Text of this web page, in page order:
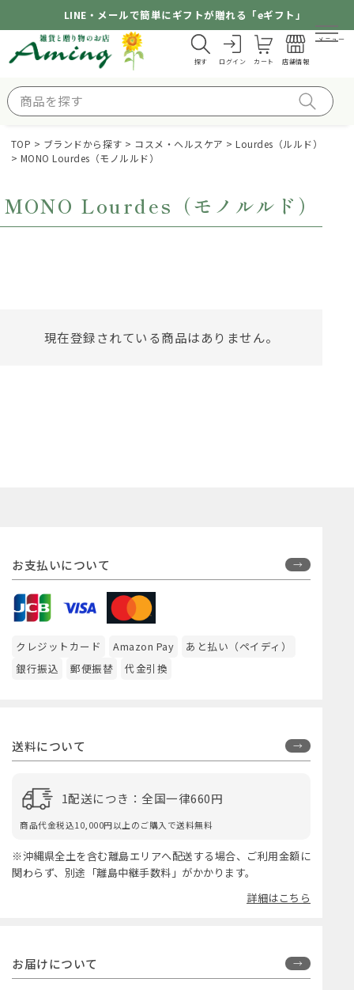
LINE・メールで簡単にギフトが贈れる「eギフト」
探す ログイン カート 店舗情報
メニュー
TOP ブランドから探す コスメ・ヘルスケア
Lourdes（ルルド）
MONO Lourdes（モノルルド）
MONO Lourdes（モノルルド）
現在登録されている商品はありません。
お支払いについて
クレジットカード Amazon Pay
あと払い（ペイディ）
銀行振込
郵便振替 代金引換
送料について
1配送につき：全国一律660円
商品代金税込10,000円以上のご購入で送料無料
※沖縄県全土を含む離島エリアへ配送する場合、ご利用金額に
関わらず、別途「離島中継手数料」がかかります。
詳細はこちら
お届けについて